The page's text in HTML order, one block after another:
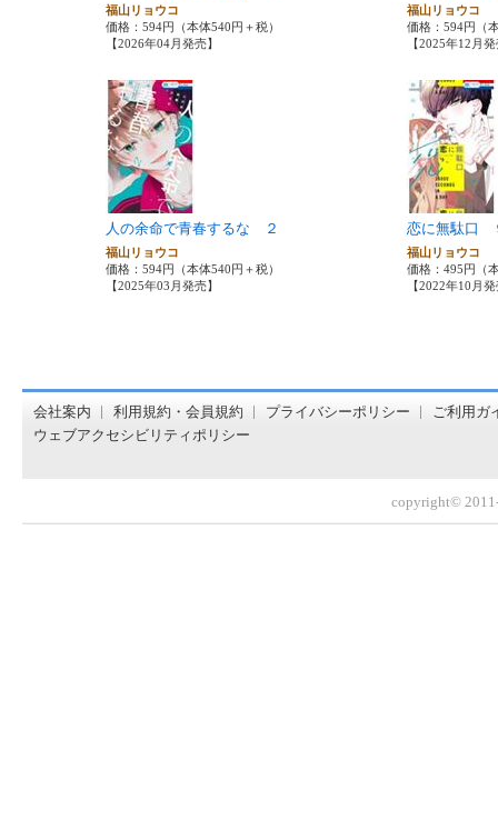
福山リョウコ
価格：594円（本体540円＋税）
【2026年04月発売】
福山リョウコ
価格：594円（
【2025年12月
人の余命で青春するな ２
福山リョウコ
価格：594円（本体540円＋税）
【2025年03月発売】
恋に無駄口
福山リョウコ
価格：495円（
【2022年10月
会社案内 利用規約・会員規約 プライバシーポリシー
ご利用ガ
ウェブアクセシビリティポリシー
copyright©